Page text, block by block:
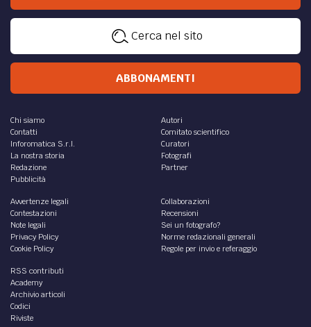
Cerca nel sito
ABBONAMENTI
Chi siamo
Contatti
Inforomatica S.r.l.
La nostra storia
Redazione
Pubblicità
Autori
Comitato scientifico
Curatori
Fotografi
Partner
Avvertenze legali
Contestazioni
Note legali
Privacy Policy
Cookie Policy
Collaborazioni
Recensioni
Sei un fotografo?
Norme redazionali generali
Regole per invio e referaggio
RSS contributi
Academy
Archivio articoli
Codici
Riviste